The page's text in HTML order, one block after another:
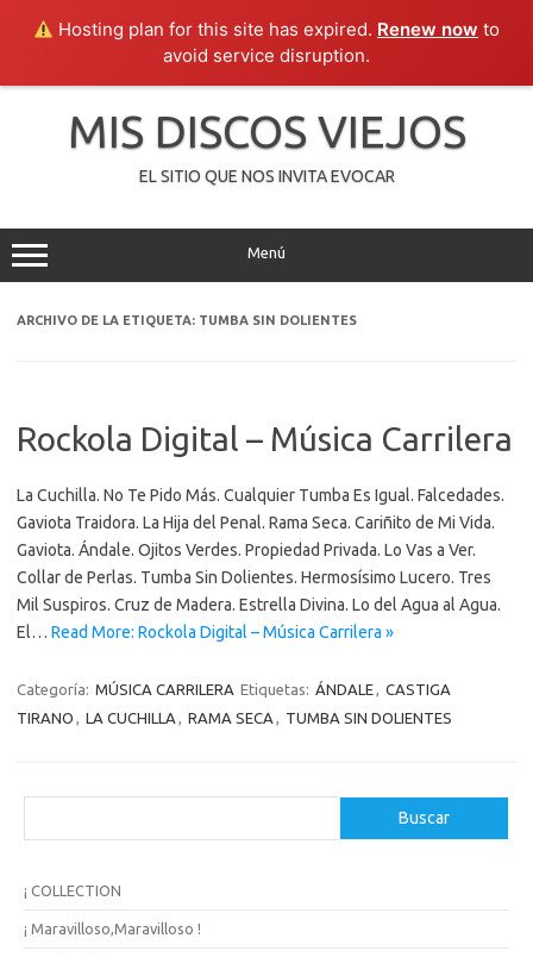
Hosting plan for this site has expired. Renew now to
avoid service disruption.
Saltar
contenidoMIS DISCOS VIEJOS
EL SITIO QUE NOS INVITA EVOCAR
Menú
ARCHIVO DE LA ETIQUETA: TUMBA SIN DOLIENTES
Rockola Digital – Música Carrilera
La Cuchilla. No Te Pido Más. Cualquier Tumba Es Igual. Falcedades.
Gaviota Traidora. La Hija del Penal. Rama Seca. Cariñito de Mi Vida.
Gaviota. Ándale. Ojitos Verdes. Propiedad Privada. Lo Vas a Ver.
Collar de Perlas. Tumba Sin Dolientes. Hermosísimo Lucero. Tres
Mil Suspiros. Cruz de Madera. Estrella Divina. Lo del Agua al Agua.
El… Read More: Rockola Digital – Música Carrilera »
Categoría: MÚSICA CARRILERA Etiquetas: ÁNDALE, CASTIGA
TIRANO , LA CUCHILLA , RAMA SECA , TUMBA SIN DOLIENTES
a
Buscar
¡ COLLECTION
¡ Maravilloso,Maravilloso !